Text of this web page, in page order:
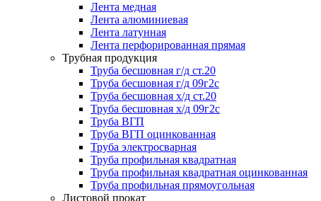
Лента медная
Лента алюминиевая
Лента латунная
Лента перфорированная прямая
Трубная продукция
Труба бесшовная г/д ст.20
Труба бесшовная г/д 09г2с
Труба бесшовная х/д ст.20
Труба бесшовная х/д 09г2с
Труба ВГП
Труба ВГП оцинкованная
Труба электросварная
Труба профильная квадратная
Труба профильная квадратная оцинкованная
Труба профильная прямоугольная
Листовой прокат